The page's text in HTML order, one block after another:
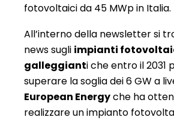
fotovoltaici da 45 MWp in Italia.
All’interno della newsletter si
news sugli impianti
galleggianti che entro il
superare la soglia dei 6 GW a
European Energyche ha
realizzare un impianto